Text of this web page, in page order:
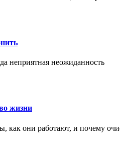
неприятная неожиданность
жизни
как они работают, и почему